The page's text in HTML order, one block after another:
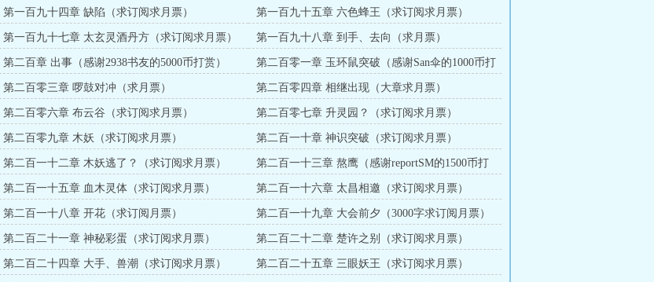
币打赏）
第一百九十四章 缺陷（求订阅求月票） 第一百九十五章 六色蜂王（求订阅求月票）
第一百九十七章 太玄灵酒丹方（求订阅求月票） 第一百九十八章 到手、去向（求月票）
第二百章 出事（感谢2938书友的5000币打赏）
第二百零一章 玉环鼠突破（感谢San伞的1000币打
赏）
第二百零三章 啰鼓对冲（求月票） 第二百零四章 相继出现（大章求月票）
第二百零六章 布云谷（求订阅求月票） 第二百零七章 升灵园？（求订阅求月票）
第二百零九章 木妖（求订阅求月票） 第二百一十章 神识突破（求订阅求月票）
第二百一十二章 木妖逃了？（求订阅求月票）
第二百一十三章 熬鹰（感谢reportSM的1500币打
赏）
第二百一十五章 血木灵体（求订阅求月票） 第二百一十六章 太昌相邀（求订阅求月票）
第二百一十八章 开花（求订阅月票） 第二百一十九章 大会前夕（3000字求订阅月票）
第二百二十一章 神秘彩蛋（求订阅求月票） 第二百二十二章 楚许之别（求订阅求月票）
第二百二十四章 大手、兽潮（求订阅求月票） 第二百二十五章 三眼妖王（求订阅求月票）